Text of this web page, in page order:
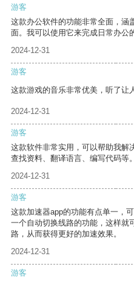
游客
这款办公软件的功能非常全面，涵
面。我可以使用它来完成日常办公
2024-12-31
游客
这款游戏的音乐非常优美，听了让
2024-12-31
游客
这款软件非常实用，可以帮助我解
查找资料、翻译语言、编写代码等。
2024-12-31
游客
这款加速器app的功能有点单一，
一个自动切换线路的功能，这样就
路，从而获得更好的加速效果。
2024-12-31
游客